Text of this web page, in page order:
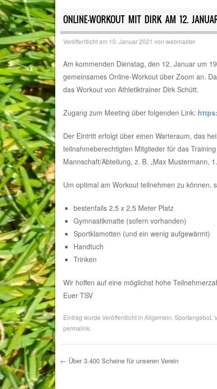
ONLINE-WORKOUT MIT DIRK AM 12.
Veröffentlicht am 10. Januar 2021 von webmaster
Am kommenden Dienstag, den 12. Januar um
gemeinsames Online-Workout über Zoom an.
das Workout von Athletiktrainer Dirk Schütt.
Zugang zum Meeting über folgenden Link:
Der Eintritt erfolgt über einen Warteraum, das
teilnahmeberechtigten Mitglieder für das
Mannschaft/Abteilung, z. B. „Max Mustermann,
Um optimal am Workout teilnehmen zu können,
bestenfalls 2,5 x 2,5 Meter Platz
Gymnastikmatte (sofern vorhanden)
Sportklamotten (und ein wenig aufgewärmt)
Handtuch
Trinken
Wir hoffen auf eine möglichst hohe
Euer TSV
Eintrag wurde Veröffentlicht in Allgemein Sportangebot,
permalink
← Über 3.400 Scheine für unseren Verein